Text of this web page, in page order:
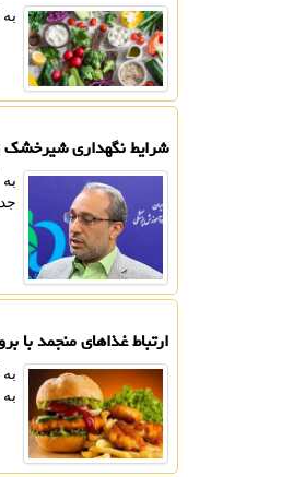
شرایط نگهداری شیرخشک
ارتباط غذاهای منجمد با